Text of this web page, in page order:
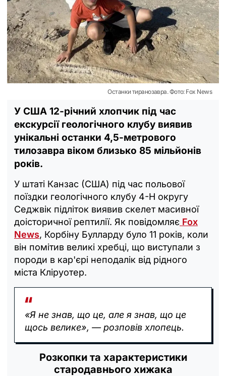
Останки тиранозавра. Фото: Fox News
У США 12-річний хлопчик під час
екскурсії геологічного клубу виявив
унікальні останки 4,5-метрового
тилозавра віком близько 85 мільйонів
років.
У штаті Канзас (США) під час польової
поїздки геологічного клубу 4-H округу
Седжвік підліток виявив скелет масивної
доісторичної рептилії. Як повідомляє Fox
News, Корбіну Булларду було 11 років, коли
він помітив великі хребці, що виступали з
породи в кар'єрі неподалік від рідного
міста Кліруотер.
«Я не знав, що це, але я знав, що це
щось велике», — розповів хлопець.
Розкопки та характеристики
стародавнього хижака